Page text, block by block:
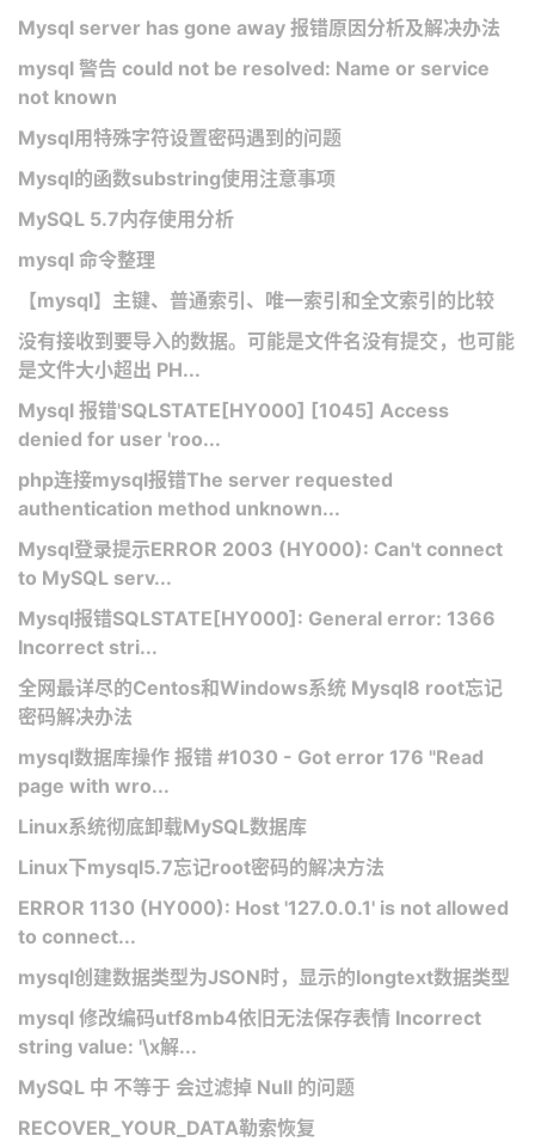
Mysql server has gone away 报错原因分析及解决办法
mysql 警告 could not be resolved: Name or service
not known
Mysql用特殊字符设置密码遇到的问题
Mysql的函数substring使用注意事项
MySQL 5.7内存使用分析
mysql 命令整理
【mysql】主键、普通索引、唯一索引和全文索引的比较
没有接收到要导入的数据。可能是文件名没有提交，也可能
是文件大小超出 PH...
Mysql 报错'SQLSTATE[HY000] [1045] Access
denied for user 'roo...
php连接mysql报错The server requested
authentication method unknown...
Mysql登录提示ERROR 2003 (HY000): Can't connect
to MySQL serv...
Mysql报错SQLSTATE[HY000]: General error: 1366
Incorrect stri...
全网最详尽的Centos和Windows系统 Mysql8 root忘记
密码解决办法
mysql数据库操作 报错 #1030 - Got error 176 "Read
page with wro...
Linux系统彻底卸载MySQL数据库
Linux下mysql5.7忘记root密码的解决方法
ERROR 1130 (HY000): Host '127.0.0.1' is not allowed
to connect...
mysql创建数据类型为JSON时，显示的longtext数据类型
mysql 修改编码utf8mb4依旧无法保存表情 Incorrect
string value: '\x解...
MySQL 中 不等于 会过滤掉 Null 的问题
RECOVER_YOUR_DATA勒索恢复